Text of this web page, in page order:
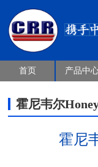
首页 产品中
霍尼韦尔
霍尼